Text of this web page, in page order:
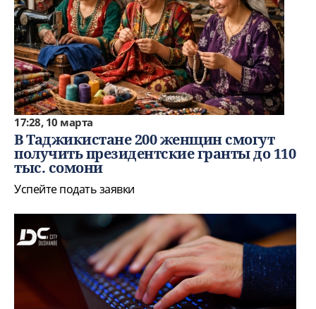
17:28, 10 марта
В Таджикистане 200 женщин смогут
получить президентские гранты до 110
тыс. сомони
Успейте подать заявки